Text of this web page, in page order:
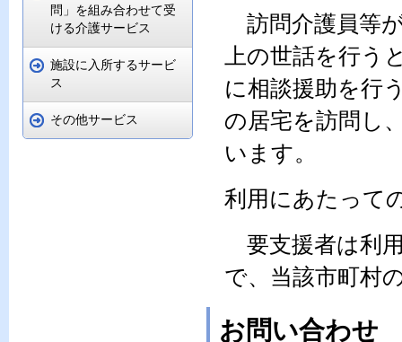
訪問介護員等
上の世話を行う
に相談援助を行
の居宅を訪問し
います。
利用にあたって
要支援者は利
で、当該市町村
お問い合わせ
問」を組み合わせて受
ける介護サービス
施設に入所するサービ
ス
その他サービス